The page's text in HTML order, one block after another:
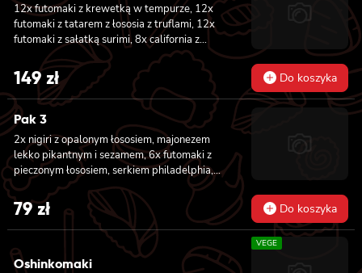
12x futomaki z krewetką w tempurze, 12x
futomaki z tatarem z łososia z truflami, 12x
futomaki z sałatką surimi, 8x california z
tuńczykiem, 8x california z pieczonym
łososiem, 8x california z sałatką surimi, 8x
hosomaki z sałatką wakame, 8x hosomaki z
tuńczykiem, 8x hosomaki z wędzonym tofu,
8x hosomaki z pieczonym łososiem i 8x
hosomaki z kanpyo
149zł Do koszyka
Pak 3
2x nigiri z opalonym łososiem, majonezem
lekko pikantnym i sezamem, 6x futomaki z
pieczonym łososiem, serkiem philadelphia,
awokado, ogórkiem, kanpyo, sałatą, sosem
teriyaki i sezamem, 8x california z krewetką
w tempurze, majonezem lekko pikantnym,
ogórkiem, sezamem i masago, 8x hosomaki z
batatem w tempurze
79zł Do koszyka
Oshinkomaki
VEGE